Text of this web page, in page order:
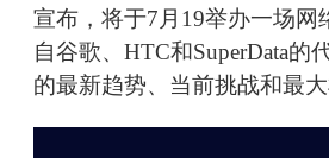
宣布，将于7月19举办一场网
自谷歌、HTC和SuperData的
的最新趋势、当前挑战和最大